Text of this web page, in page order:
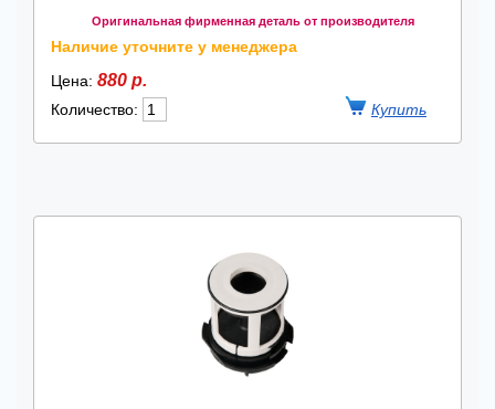
Оригинальная фирменная деталь от производителя
Наличие уточните у менеджера
Цена: 880 р.
Количество: